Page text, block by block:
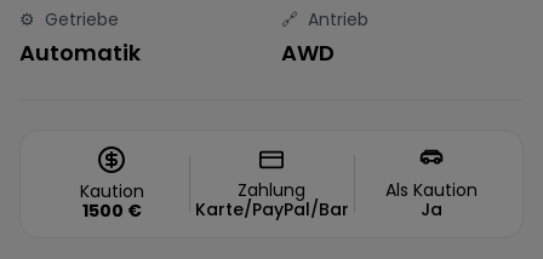
⚙️ Getriebe
Automatik
🔗 Antrieb
AWD
Kaution
1500 €
Zahlung
Karte/PayPal/Bar
Als Kaution
Ja